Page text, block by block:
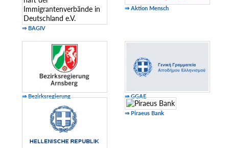
⇒ BAGIV
⇒ Aktion Mensch
⇒ Bezirksregierung ⇒ GGAE
⇒ Piraeus Bank